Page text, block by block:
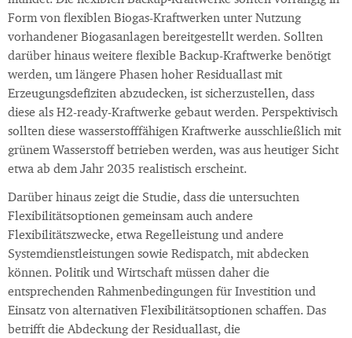
Form von flexiblen Biogas-Kraftwerken unter Nutzung
vorhandener Biogasanlagen bereitgestellt werden. Sollten
darüber hinaus weitere flexible Backup-Kraftwerke benötigt
werden, um längere Phasen hoher Residuallast mit
Erzeugungsdefiziten abzudecken, ist sicherzustellen, dass
diese als H2-ready-Kraftwerke gebaut werden. Perspektivisch
sollten diese wasserstofffähigen Kraftwerke ausschließlich mit
grünem Wasserstoff betrieben werden, was aus heutiger Sicht
etwa ab dem Jahr 2035 realistisch erscheint.
Darüber hinaus zeigt die Studie, dass die untersuchten
Flexibilitätsoptionen gemeinsam auch andere
Flexibilitätszwecke, etwa Regelleistung und andere
Systemdienstleistungen sowie Redispatch, mit abdecken
können. Politik und Wirtschaft müssen daher die
entsprechenden Rahmenbedingungen für Investition und
Einsatz von alternativen Flexibilitätsoptionen schaffen. Das
betrifft die Abdeckung der Residuallast, die